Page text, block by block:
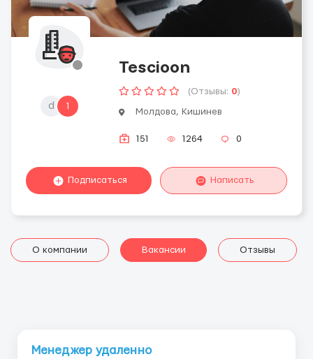
d 1
Tescioon
(Отзывы: 0)
Молдова, Кишинев
151 1264 0
Подписаться Написать
О компании Вакансии Отзывы
Менеджер удаленно